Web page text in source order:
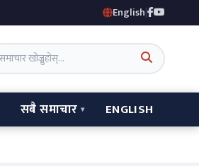
English|
सबै समाचार ENGLISH